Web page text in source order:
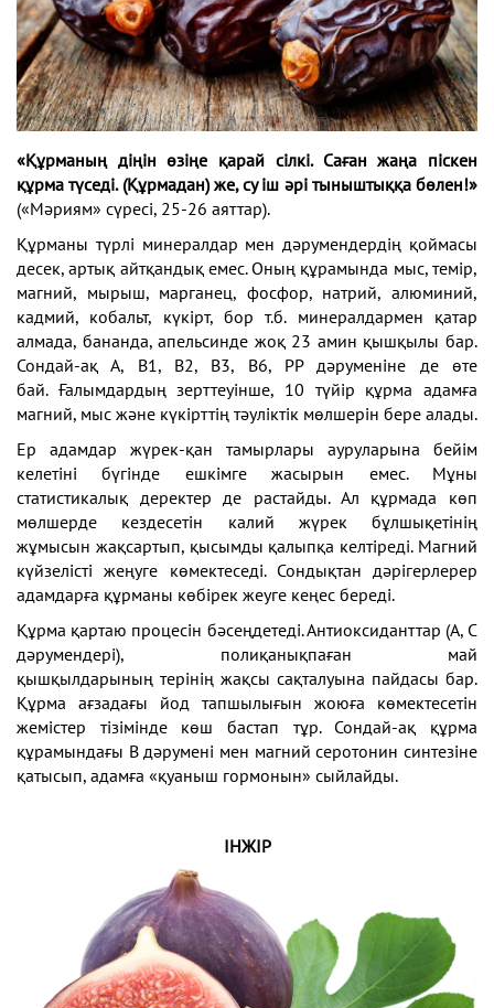
«Құрманың діңін өзіңе қарай сілкі. Саған жаңа піскен
құрматүседі. (Құрмадан) же, су іш әрі тыныштыққа бөлен!»
(«Мәриям» сүресі, 25-26 аяттар).
Құрманы түрлі минералдар мен дәрумендердің қоймасы
десек, артық айтқандық емес. Оның құрамында мыс, темір,
магний, мырыш, марганец, фосфор, натрий, алюминий,
кадмий, кобальт, күкірт, бор т.б. минералдармен қатар
алмада, бананда, апельсинде жоқ 23 амин қышқылы бар.
Сондай-ақ А, В1, В2, В3, В6, PP дәруменіне де өте
бай. Ғалымдардың зерттеуінше, 10 түйір құрма адамға
магний, мыс және күкірттің тәуліктік мөлшерін бере алады.
Ер адамдар жүрек-қан тамырлары ауруларына бейім
келетіні бүгінде ешкімге жасырын емес. Мұны
статистикалық деректер де растайды. Ал құрмада көп
мөлшерде кездесетін калий жүрек бұлшықетінің
жұмысын жақсартып, қысымды қалыпқа келтіреді. Магний
күйзелісті жеңуге көмектеседі. Сондықтан дәрігерлерер
адамдарға құрманы көбірек жеуге кеңес береді.
Құрма қартаю процесін бәсеңдетеді. Антиоксиданттар (А, С
дәрумендері), полиқанықпаған май
қышқылдарының терінің жақсы сақталуына пайдасы бар.
Құрма ағзадағы йод тапшылығын жоюға көмектесетін
жемістер тізімінде көш бастап тұр. Сондай-ақ құрма
құрамындағы В дәрумені мен магний серотонин синтезіне
қатысып, адамға «қуаныш гормонын» сыйлайды.
ІНЖІР